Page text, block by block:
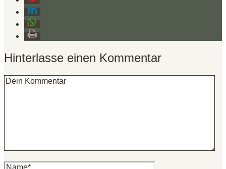
Hinterlasse einen Kommentar